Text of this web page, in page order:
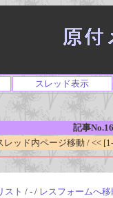
スレッド表示
記事
レッド内ページ移動 / <<
スト / - / レスフォームへ移